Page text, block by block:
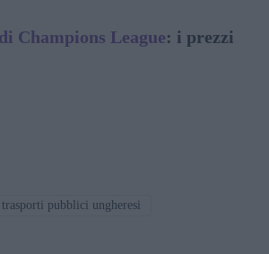
Champions League: i prezzi
trasporti pubblici ungheresi